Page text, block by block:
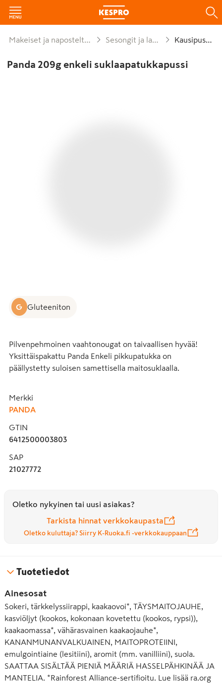
Makeiset ja naposteltavat Sesongit ja lahjat Kausipussit
Panda 209g enkeli suklaapatukkapussi
G Gluteeniton
Pilvenpehmoinen vaahtonougat on taivaallisen hyvää!
Yksittäispakattu Panda Enkeli pikkupatukka on
päällystetty suloisen samettisella maitosuklaalla.
Merkki
PANDA
GTIN
6412500003803
SAP
21027772
Oletko nykyinen tai uusi asiakas?
Tarkista hinnat verkkokaupasta
Oletko kuluttaja? Siirry K-Ruoka.fi -verkkokauppaan
Tuotetiedot
Ainesosat
Sokeri, tärkkelyssiirappi, kaakaovoi*, TÄYSMAITOJAUHE,
kasviöljyt (kookos, kokonaan kovetettu (kookos, rypsi)),
kaakaomassa*, vähärasvainen kaakaojauhe*,
KANANMUNANVALKUAINEN, MAITOPROTEIINI,
emulgointiaine (lesitiini), aromit (mm. vanilliini), suola.
SAATTAA SISÄLTÄÄ PIENIÄ MÄÄRIÄ HASSELPÄHKINÄÄ JA
MANTELIA. *Rainforest Alliance-sertifioitu. Lue lisää ra.org